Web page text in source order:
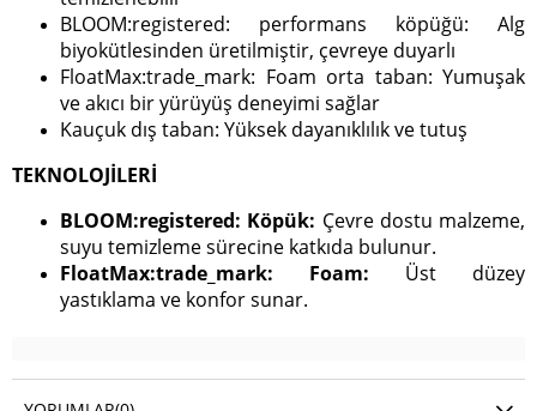
BLOOM:registered: performans köpüğü: Alg
biyokütlesinden üretilmiştir, çevreye duyarlı
FloatMax:trade_mark: Foam orta taban: Yumuşak
ve akıcı bir yürüyüş deneyimi sağlar
Kauçuk dış taban: Yüksek dayanıklılık ve tutuş
TEKNOLOJİLERİ
BLOOM:registered: Köpük: Çevre dostu malzeme,
suyu temizleme sürecine katkıda bulunur.
FloatMax:trade_mark: Foam: Üst düzey
yastıklama ve konfor sunar.